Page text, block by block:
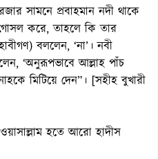
সামনে প্রবাহমান নদী থাকে
করে, তাহলে কি তার
বললেন, ‘না’। নবী
‘অনুরূপভাবে আল্লাহ পাঁচ
মিটিয়ে দেন”। [সহীহ বুখারী
হতে আরো হাদীস